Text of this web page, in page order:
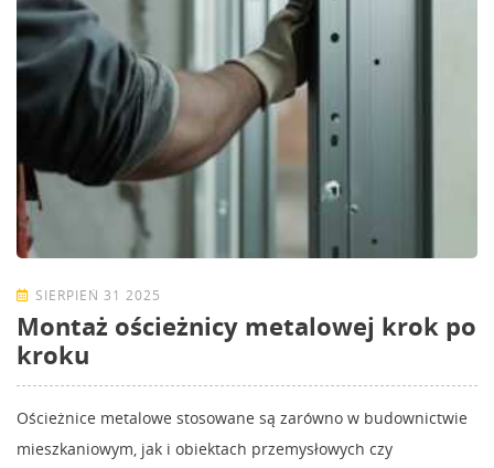
SIERPIEŃ 31 2025
Montaż ościeżnicy metalowej krok po
kroku
Ościeżnice metalowe stosowane są zarówno w budownictwie
mieszkaniowym, jak i obiektach przemysłowych czy